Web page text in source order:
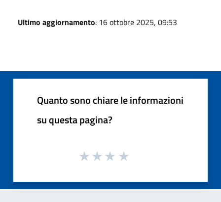
Ultimo aggiornamento: 16 ottobre 2025, 09:53
Quanto sono chiare le informazioni
su questa pagina?